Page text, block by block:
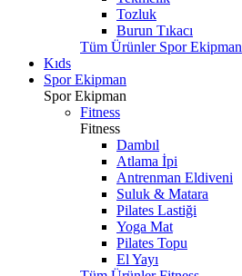
Tozluk
Burun Tıkacı
Tüm Ürünler Spor Ekipman
Kıds
Spor Ekipman
Spor Ekipman
Fitness
Fitness
Dambıl
Atlama İpi
Antrenman Eldiveni
Suluk & Matara
Pilates Lastiği
Yoga Mat
Pilates Topu
El Yayı